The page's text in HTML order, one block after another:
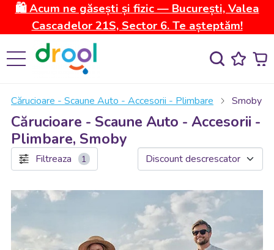
🛍️ Acum ne găsești și fizic — București, Valea
Cascadelor 21S, Sector 6. Te așteptăm!
Cărucioare - Scaune Auto - Accesorii - Plimbare Smoby
Cărucioare - Scaune Auto - Accesorii -
Plimbare, Smoby
Filtreaza 1